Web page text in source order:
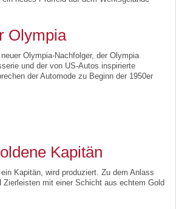
Olympia
Olympia-Nachfolger, der Olympia
und der von US-Autos inspirierte
der Automode zu Beginn der 1950er
Kapitän
Kapitän, wird produziert. Zu dem Anlass
Zierleisten mit einer Schicht aus echtem Gold